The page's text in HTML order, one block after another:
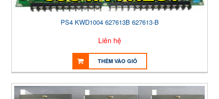
PS4 KWD1004 627613B 627613-B
Liên hệ
THÊM VÀO GIỎ